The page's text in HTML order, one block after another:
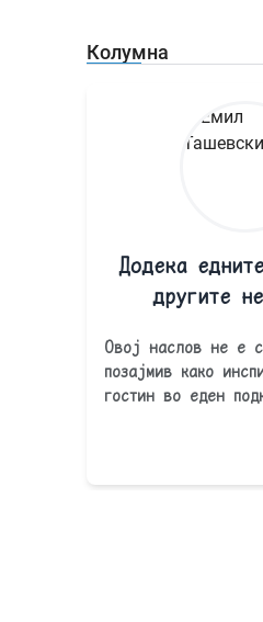
Колумна
Додека
другите
Овој наслов не е
позајмив како
гостин во еден